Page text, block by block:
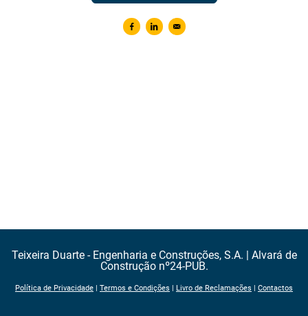
Partilhar no Facebook
Partilhar no Linkedin
Enviar por e-mail
Teixeira Duarte - Engenharia e Construções, S.A. | Alvará de
Construção nº24-PUB.
Política de Privacidade | Termos e Condições | Livro de Reclamações | Contactos